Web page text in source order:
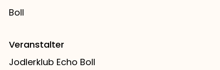
Boll
Veranstalter
Jodlerklub Echo Boll